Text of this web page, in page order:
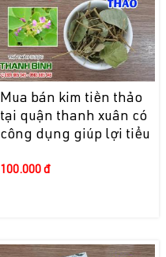
Mua bán kim tiền thảo
tại quận thanh xuân có
công dụng giúp lợi tiểu
100.000 đ